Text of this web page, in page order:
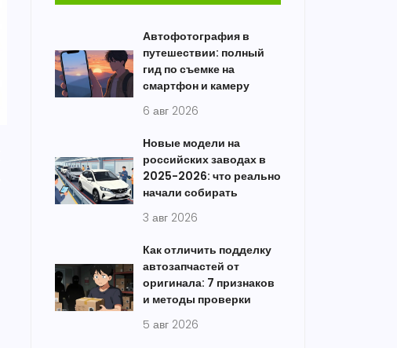
Автофотография в
путешествии: полный
гид по съемке на
смартфон и камеру
6 авг 2026
Новые модели на
российских заводах в
2025-2026: что реально
начали собирать
3 авг 2026
Как отличить подделку
автозапчастей от
оригинала: 7 признаков
и методы проверки
5 авг 2026